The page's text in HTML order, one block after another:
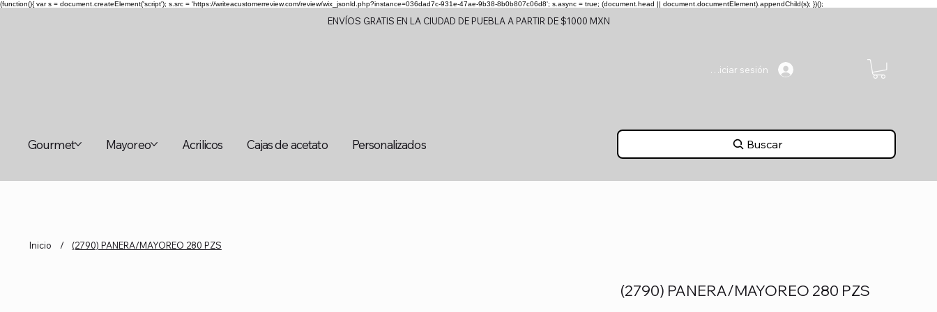
(function(){ var s = document.createElement('script'); s.src = 'https://writeacustomerreview.com/review/wix_jsonld.php?instance=036dad7c-931e-47ae-9b38-8b0b807c06d8'; s.async = true; (document.head || document.documentElement).appendChild(s); })();
ENVÍOS GRATIS EN LA CIUDAD DE PUEBLA A PARTIR DE $1000 MXN
Gourmet Mayoreo Acrilicos Cajas de acetato Personalizados Buscar
Iniciar sesión
Inicio / (2790) PANERA/MAYOREO 280 PZS
(2790) PANERA/MAYOREO 280 PZS